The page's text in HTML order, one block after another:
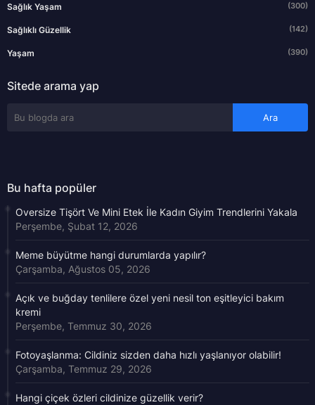
Sağlık Yaşam (300)
Sağlıklı Güzellik (142)
Yaşam (390)
Sitede arama yap
Bu hafta popüler
Oversize Tişört Ve Mini Etek İle Kadın Giyim Trendlerini Yakala
Perşembe, Şubat 12, 2026
Meme büyütme hangi durumlarda yapılır?
Çarşamba, Ağustos 05, 2026
Açık ve buğday tenlilere özel yeni nesil ton eşitleyici bakım
kremi
Perşembe, Temmuz 30, 2026
Fotoyaşlanma: Cildiniz sizden daha hızlı yaşlanıyor olabilir!
Çarşamba, Temmuz 29, 2026
Hangi çiçek özleri cildinize güzellik verir?